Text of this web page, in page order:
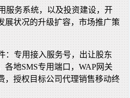
服务系统，以及投资建设，开
展状况的升级扩容，市场推广策
：专用接入服务号，出让股东
地SMS专用端口，WAP网关
，授权目标公司代理销售移动终